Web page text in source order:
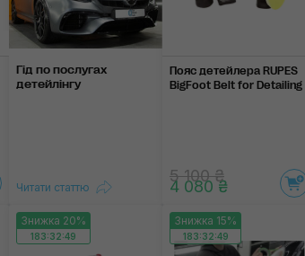
Кепка
Комбінезон
Пояс та наколінники
Застосувати
Гід по послугах
детейлінгу
Читати статтю
Пояс детейлера RUPES
BigFoot Belt for Detailing
5 100 ₴
4 080 ₴
Знижка 20%
183:32:48
Знижка 15%
183:32:48